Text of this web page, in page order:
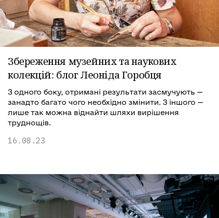
Збереження музейних та наукових
колекцій: блог Леоніда Горобця
З одного боку, отримані результати засмучують —
занадто багато чого необхідно змінити. З іншого —
лише так можна віднайти шляхи вирішення
труднощів.
16.08.23